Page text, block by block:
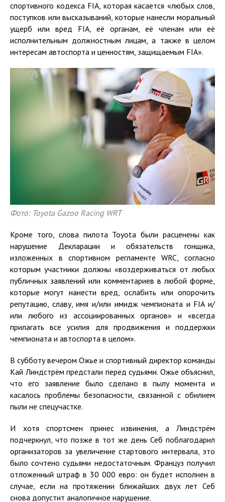
спортивного кодекса FIA, которая касается «любых слов,
поступков или высказываний, которые нанесли моральный
ущерб или вред FIA, её органам, её членам или её
исполнительным должностным лицам, а также в целом
интересам автоспорта и ценностям, защищаемым FIA».
Фото: Toyota Gazoo Racing WRT
Кроме того, слова пилота Toyota были расценены как
нарушение Декларации и обязательств гонщика,
изложенных в спортивном регламенте WRC, согласно
которым участники должны «воздерживаться от любых
публичных заявлений или комментариев в любой форме,
которые могут нанести вред, ослабить или опорочить
репутацию, славу, имя и/или имидж чемпионата и FIA и/
или любого из ассоциированных органов» и «всегда
прилагать все усилия для продвижения и поддержки
чемпионата и автоспорта в целом».
В субботу вечером Ожье и спортивный директор команды
Кай Линдстрём предстали перед судьями. Ожье объяснил,
что его заявление было сделано в пылу момента и
касалось проблемы безопасности, связанной с обилием
пыли не спецучастке.
И хотя спортсмен принес извинения, а Линдстрём
подчеркнул, что позже в тот же день Себ поблагодарил
организаторов за увеличение стартового интервала, это
было сочтено судьями недостаточным. Француз получил
отложенный штраф в 30 000 евро: он будет исполнен в
случае, если на протяжении ближайших двух лет Себ
снова допустит аналогичное нарушение.